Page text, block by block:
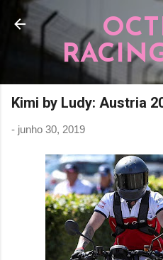
Pular para o
Kimi by Ludy: Austria
- junho 30, 2019